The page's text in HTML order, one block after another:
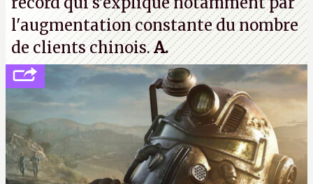
l'augmentation constante du nombre
de clients chinois.A.